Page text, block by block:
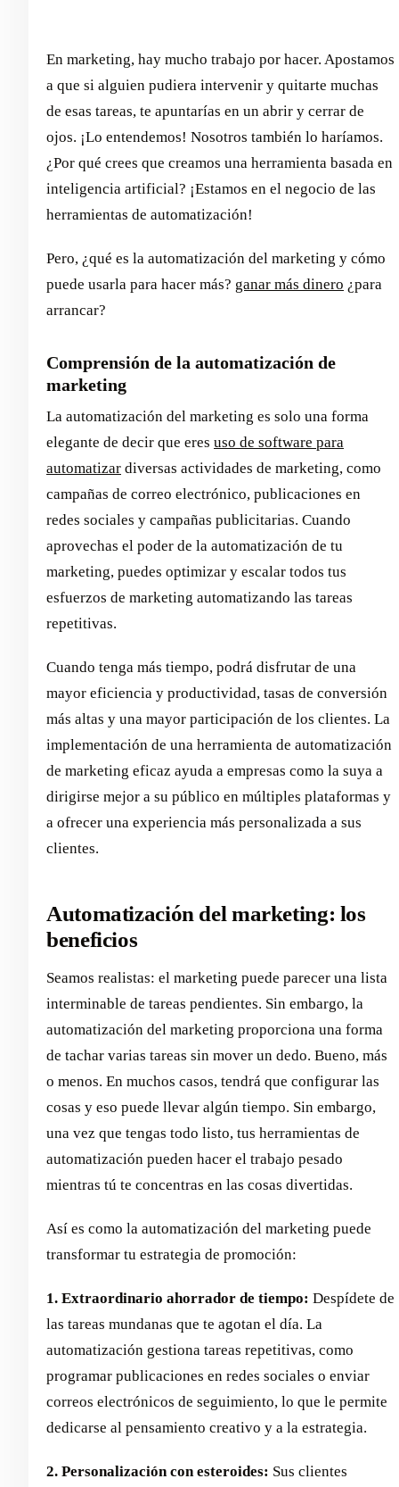
En marketing, hay mucho trabajo por hacer. Apostamos
a que si alguien pudiera intervenir y quitarte muchas
de esas tareas, te apuntarías en un abrir y cerrar de
ojos. ¡Lo entendemos! Nosotros también lo haríamos.
¿Por qué crees que creamos una herramienta basada en
inteligencia artificial? ¡Estamos en el negocio de las
herramientas de automatización!
Pero, ¿qué es la automatización del marketing y cómo
puede usarla para hacer más? ganar más dinero ¿para
arrancar?
Comprensión de la automatización de
marketing
La automatización del marketing es solo una forma
elegante de decir que eres uso de software para
automatizar diversas actividades de marketing, como
campañas de correo electrónico, publicaciones en
redes sociales y campañas publicitarias. Cuando
aprovechas el poder de la automatización de tu
marketing, puedes optimizar y escalar todos tus
esfuerzos de marketing automatizando las tareas
repetitivas.
Cuando tenga más tiempo, podrá disfrutar de una
mayor eficiencia y productividad, tasas de conversión
más altas y una mayor participación de los clientes. La
implementación de una herramienta de automatización
de marketing eficaz ayuda a empresas como la suya a
dirigirse mejor a su público en múltiples plataformas y
a ofrecer una experiencia más personalizada a sus
clientes.
Automatización del marketing: los
beneficios
Seamos realistas: el marketing puede parecer una lista
interminable de tareas pendientes. Sin embargo, la
automatización del marketing proporciona una forma
de tachar varias tareas sin mover un dedo. Bueno, más
o menos. En muchos casos, tendrá que configurar las
cosas y eso puede llevar algún tiempo. Sin embargo,
una vez que tengas todo listo, tus herramientas de
automatización pueden hacer el trabajo pesado
mientras tú te concentras en las cosas divertidas.
Así es como la automatización del marketing puede
transformar tu estrategia de promoción:
1. Extraordinario ahorrador de tiempo: Despídete de
las tareas mundanas que te agotan el día. La
automatización gestiona tareas repetitivas, como
programar publicaciones en redes sociales o enviar
correos electrónicos de seguimiento, lo que le permite
dedicarse al pensamiento creativo y a la estrategia.
2. Personalización con esteroides: Sus clientes